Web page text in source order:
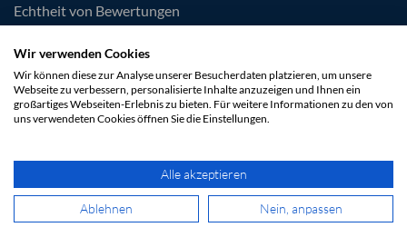
Echtheit von Bewertungen
Wir verwenden Cookies
Wir können diese zur Analyse unserer Besucherdaten platzieren, um unsere
Webseite zu verbessern, personalisierte Inhalte anzuzeigen und Ihnen ein
großartiges Webseiten-Erlebnis zu bieten. Für weitere Informationen zu den von
uns verwendeten Cookies öffnen Sie die Einstellungen.
Alle akzeptieren
Ablehnen Nein, anpassen